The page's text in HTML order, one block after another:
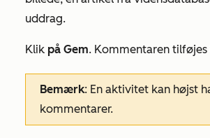
uddrag.
Klik på Gem. Kommentaren
Bemærk: En aktivitet kan højst
kommentarer.